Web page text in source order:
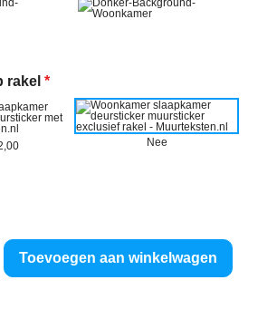
rakel *
Nee
Toevoegen aan winkelwagen